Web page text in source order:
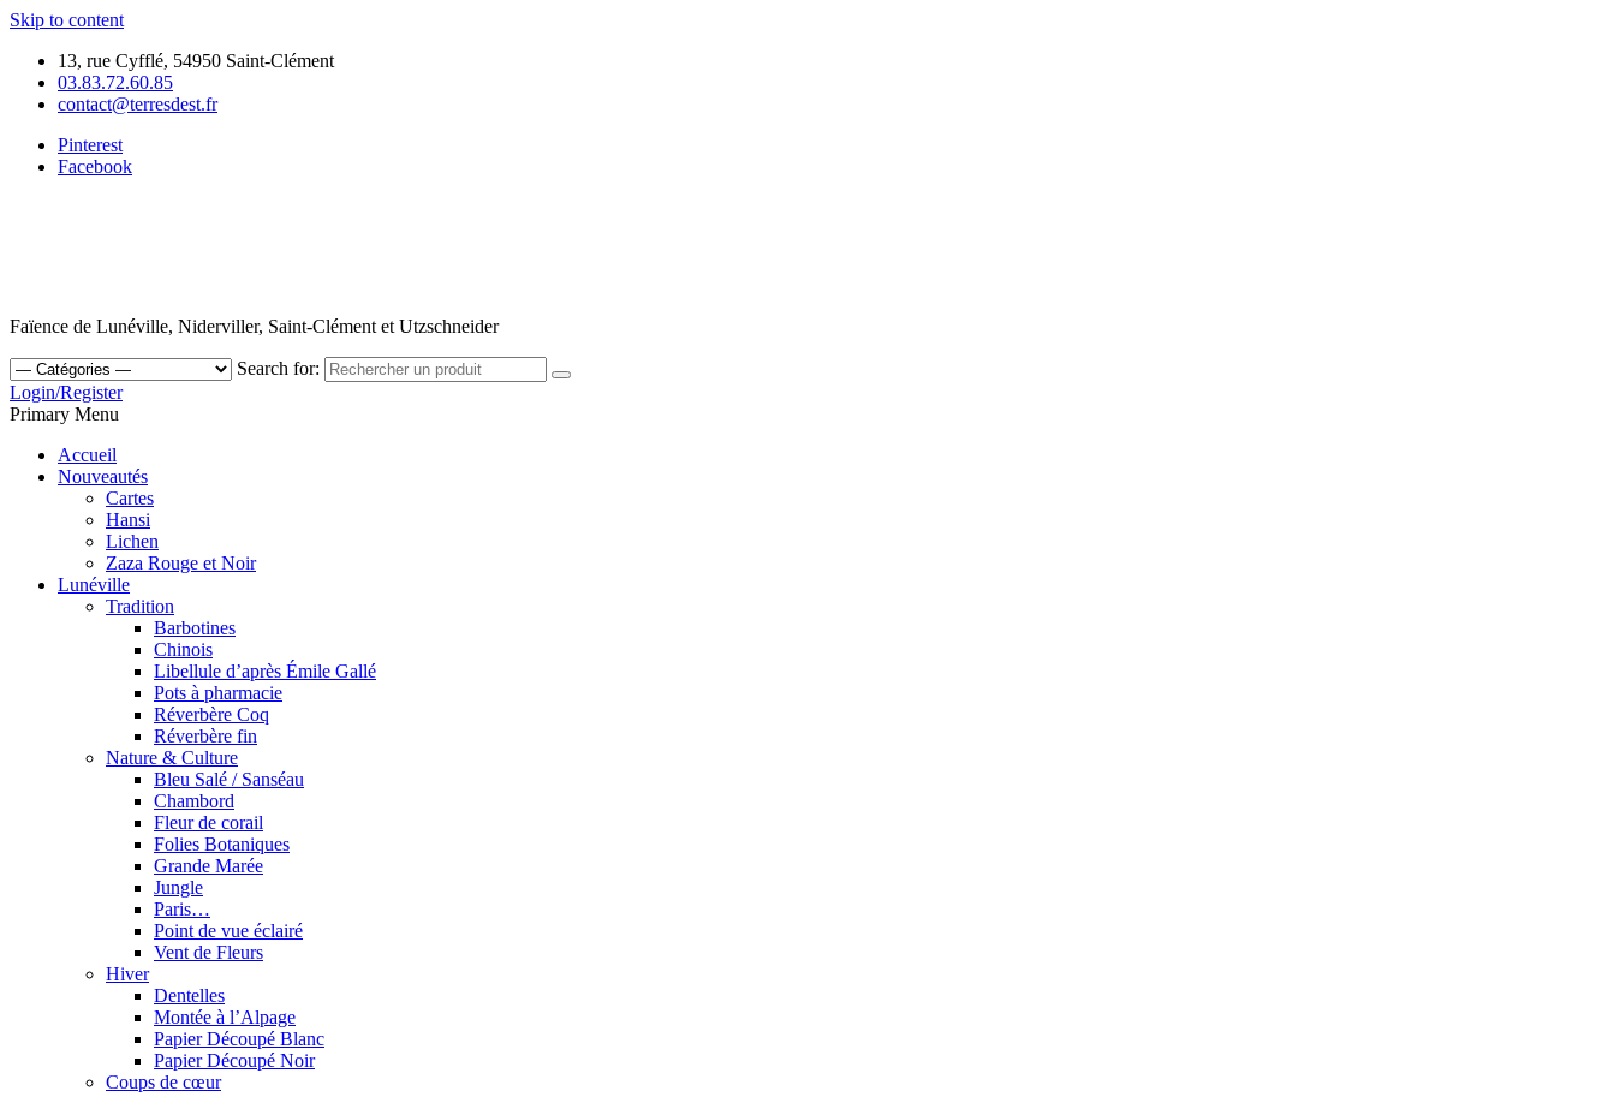
Skip to content
13, rue Cyfflé, 54950 Saint-Clément
03.83.72.60.85
contact@terresdest.fr
Pinterest
Facebook
Faïence de Lunéville, Niderviller, Saint-Clément et Utzschneider
Search for:
Login/Register
Primary Menu
Accueil
Nouveautés
Cartes
Hansi
Lichen
Zaza Rouge et Noir
Lunéville
Tradition
Barbotines
Chinois
Libellule d’après Émile Gallé
Pots à pharmacie
Réverbère Coq
Réverbère fin
Nature & Culture
Bleu Salé / Sanséau
Chambord
Fleur de corail
Folies Botaniques
Grande Marée
Jungle
Paris…
Point de vue éclairé
Vent de Fleurs
Hiver
Dentelles
Montée à l’Alpage
Papier Découpé Blanc
Papier Découpé Noir
Coups de cœur